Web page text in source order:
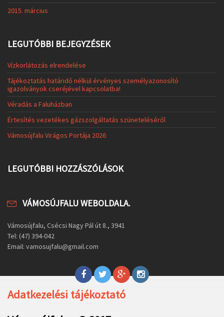
2015. március
LEGUTÓBBI BEJEGYZÉSEK
Vízkorlátozás elrendelése
Tájékoztatás határidő nélkül érvényes személyazonosító
igazolványok cseréjével kapcsolatba!
Véradás a Faluházban
Értesítés vezetékes gázszolgáltatás szüneteléséről
Vámosújfalu Virágos Portája 2026
LEGUTÓBBI HOZZÁSZÓLÁSOK
VÁMOSÚJFALU WEBOLDALA.
Vámosújfalu, Csécsi Nagy Pál út 8., 3941
Tel: (47) 394-042
Email: vamosujfalu@gmail.com
Adatkezelési tájékoztató